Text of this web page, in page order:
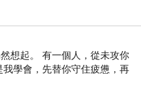
想起。 有一個人，從未攻你
學會，先替你守住疲憊，再